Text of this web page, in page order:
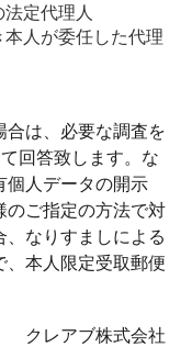
定代理人
人が委任した代理
合は、必要な調査を
回答致します。な
個人データの開示
のご指定の方法で対
なりすましによる
本人限定受取郵便
クレアブ株式会社